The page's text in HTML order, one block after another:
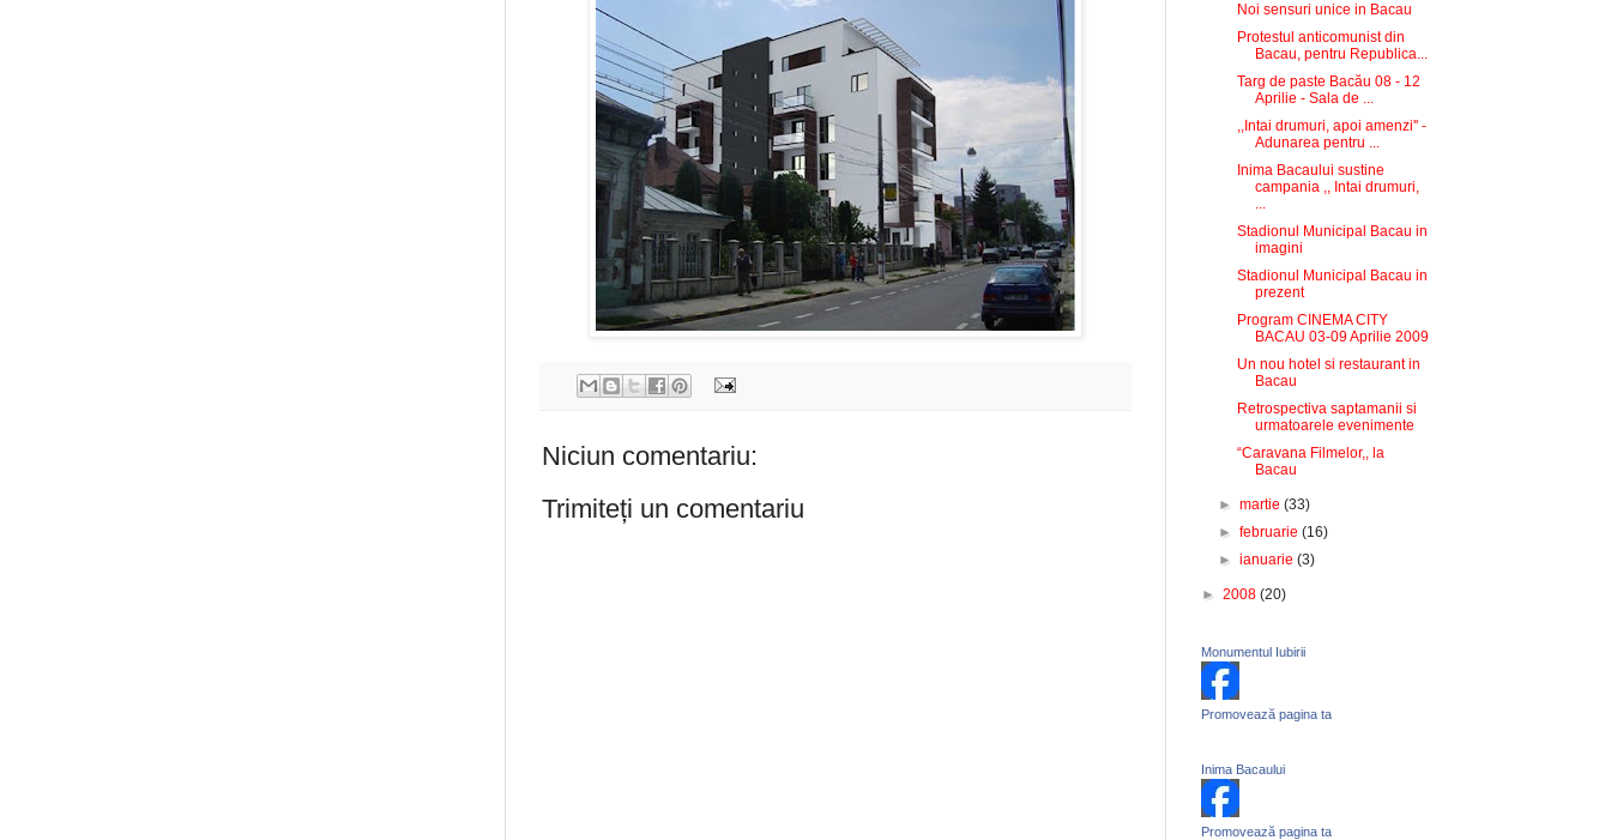
Niciun comentariu:
Trimiteți un comentariu
Noi sensuri unice in Bacau
Protestul anticomunist din
Bacau, pentru Republica...
Targ de paste Bacău 08 - 12
Aprilie - Sala de ...
,,Intai drumuri, apoi amenzi'' -
Adunarea pentru ...
Inima Bacaului sustine
campania ,, Intai drumuri,
...
Stadionul Municipal Bacau in
imagini
Stadionul Municipal Bacau in
prezent
Program CINEMA CITY
BACAU 03-09 Aprilie 2009
Un nou hotel si restaurant in
Bacau
Retrospectiva saptamanii si
urmatoarele evenimente
“Caravana Filmelor,, la
Bacau
►martie(33)
►februarie(16)
►ianuarie(3)
► 2008 (20)
Monumentul Iubirii
Promovează pagina ta
Inima Bacaului
Promovează pagina ta